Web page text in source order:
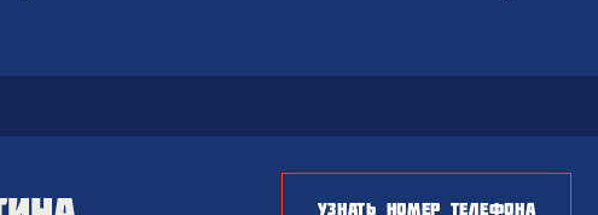
бизнеса в сфере услуг — найти
что предыдущие проблемы были
сильной команды. Также важно,
волне, смотрели в том жеУЗНАТЬ НОМЕР ТЕЛЕФОНА